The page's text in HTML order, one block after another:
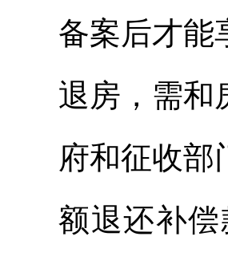
备案后才能
退房，需和
府和征收部
额退还补